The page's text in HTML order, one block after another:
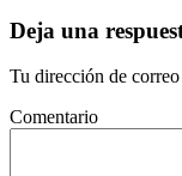
Deja una
Tu dirección de
Comentario